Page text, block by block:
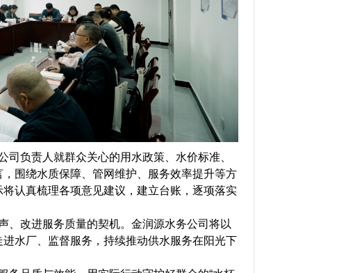
负责人就群众关心的用水政策、水价标准、
围绕水质保障、管网维护、服务效率提升等方
认真梳理各项意见建议，建立台账，逐项落实
改进服务质量的契机。金润源水务公司将以
水厂、监督服务，持续推动供水服务在阳光下